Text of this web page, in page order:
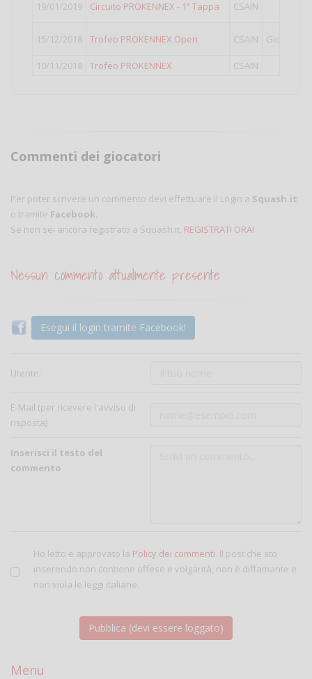
19/01/2019 Circuito PROKENNEX - 1ª Tappa CSAIN
15/12/2018 Trofeo PROKENNEX Open CSAIN Giornata
10/11/2018 Trofeo PROKENNEX CSAIN
Commenti dei giocatori
Per poter scrivere un commento devi effettuare il Login a Squash.it
o tramite Facebook.
Se non sei ancora registrato a Squash.it, REGISTRATI ORA!
Nessun commento attualmente presente
Esegui il login tramite Facebook!
Utente:
E-Mail (per ricevere l'avviso di
risposta)
Inserisci il testo del
commento
Ho letto e approvato la Policy dei commenti. Il post che sto
inserendo non contiene offese e volgarità, non è diffamante e
non viola le leggi italiane.
Menu